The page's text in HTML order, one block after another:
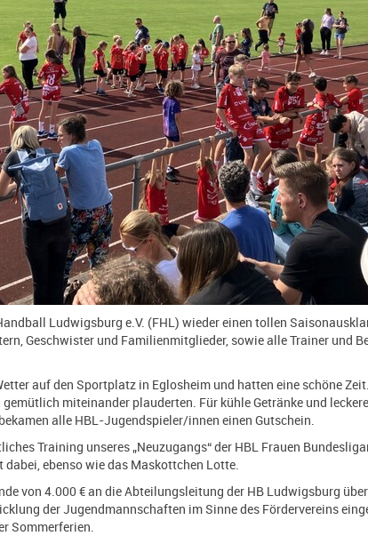
Ludwigsburg e.V. (FHL) wieder einen tollen
Geschwister und Familienmitglieder, sowie alle Trainer und
auf den Sportplatz in Eglosheim und hatten eine schöne
miteinander plauderten. Für kühle Getränke und
alle HBL-Jugendspieler/innen einen Gutschein.
Training unseres „Neuzugangs“ der HBL Frauen
ebenso wie das Maskottchen Lotte.
von 4.000 € an die Abteilungsleitung der HB Ludwigsburg
der Jugendmannschaften im Sinne des Fördervereins
Sommerferien.